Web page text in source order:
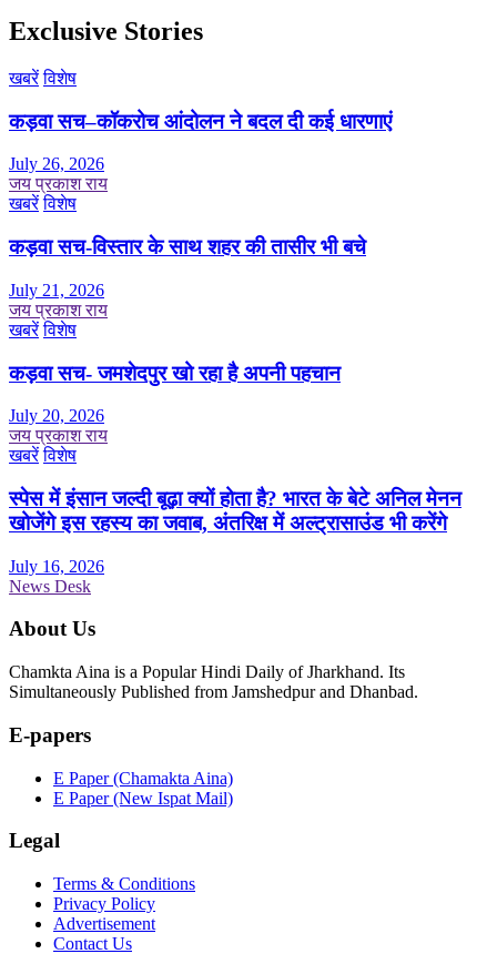
Exclusive Stories
खबरें विशेष
कड़वा सच–कॉकरोच आंदोलन ने बदल दी कई धारणाएं
July 26, 2026
जय प्रकाश राय
खबरें विशेष
कड़वा सच-विस्तार के साथ शहर की तासीर भी बचे
July 21, 2026
जय प्रकाश राय
खबरें विशेष
कड़वा सच- जमशेदपुर खो रहा है अपनी पहचान
July 20, 2026
जय प्रकाश राय
खबरें विशेष
स्पेस में इंसान जल्दी बूढ़ा क्यों होता है? भारत के बेटे अनिल मेनन
खोजेंगे इस रहस्य का जवाब, अंतरिक्ष में अल्ट्रासाउंड भी करेंगे
July 16, 2026
News Desk
About Us
Chamkta Aina is a Popular Hindi Daily of Jharkhand. Its
Simultaneously Published from Jamshedpur and Dhanbad.
E-papers
E Paper (Chamakta Aina)
E Paper (New Ispat Mail)
Legal
Terms & Conditions
Privacy Policy
Advertisement
Contact Us